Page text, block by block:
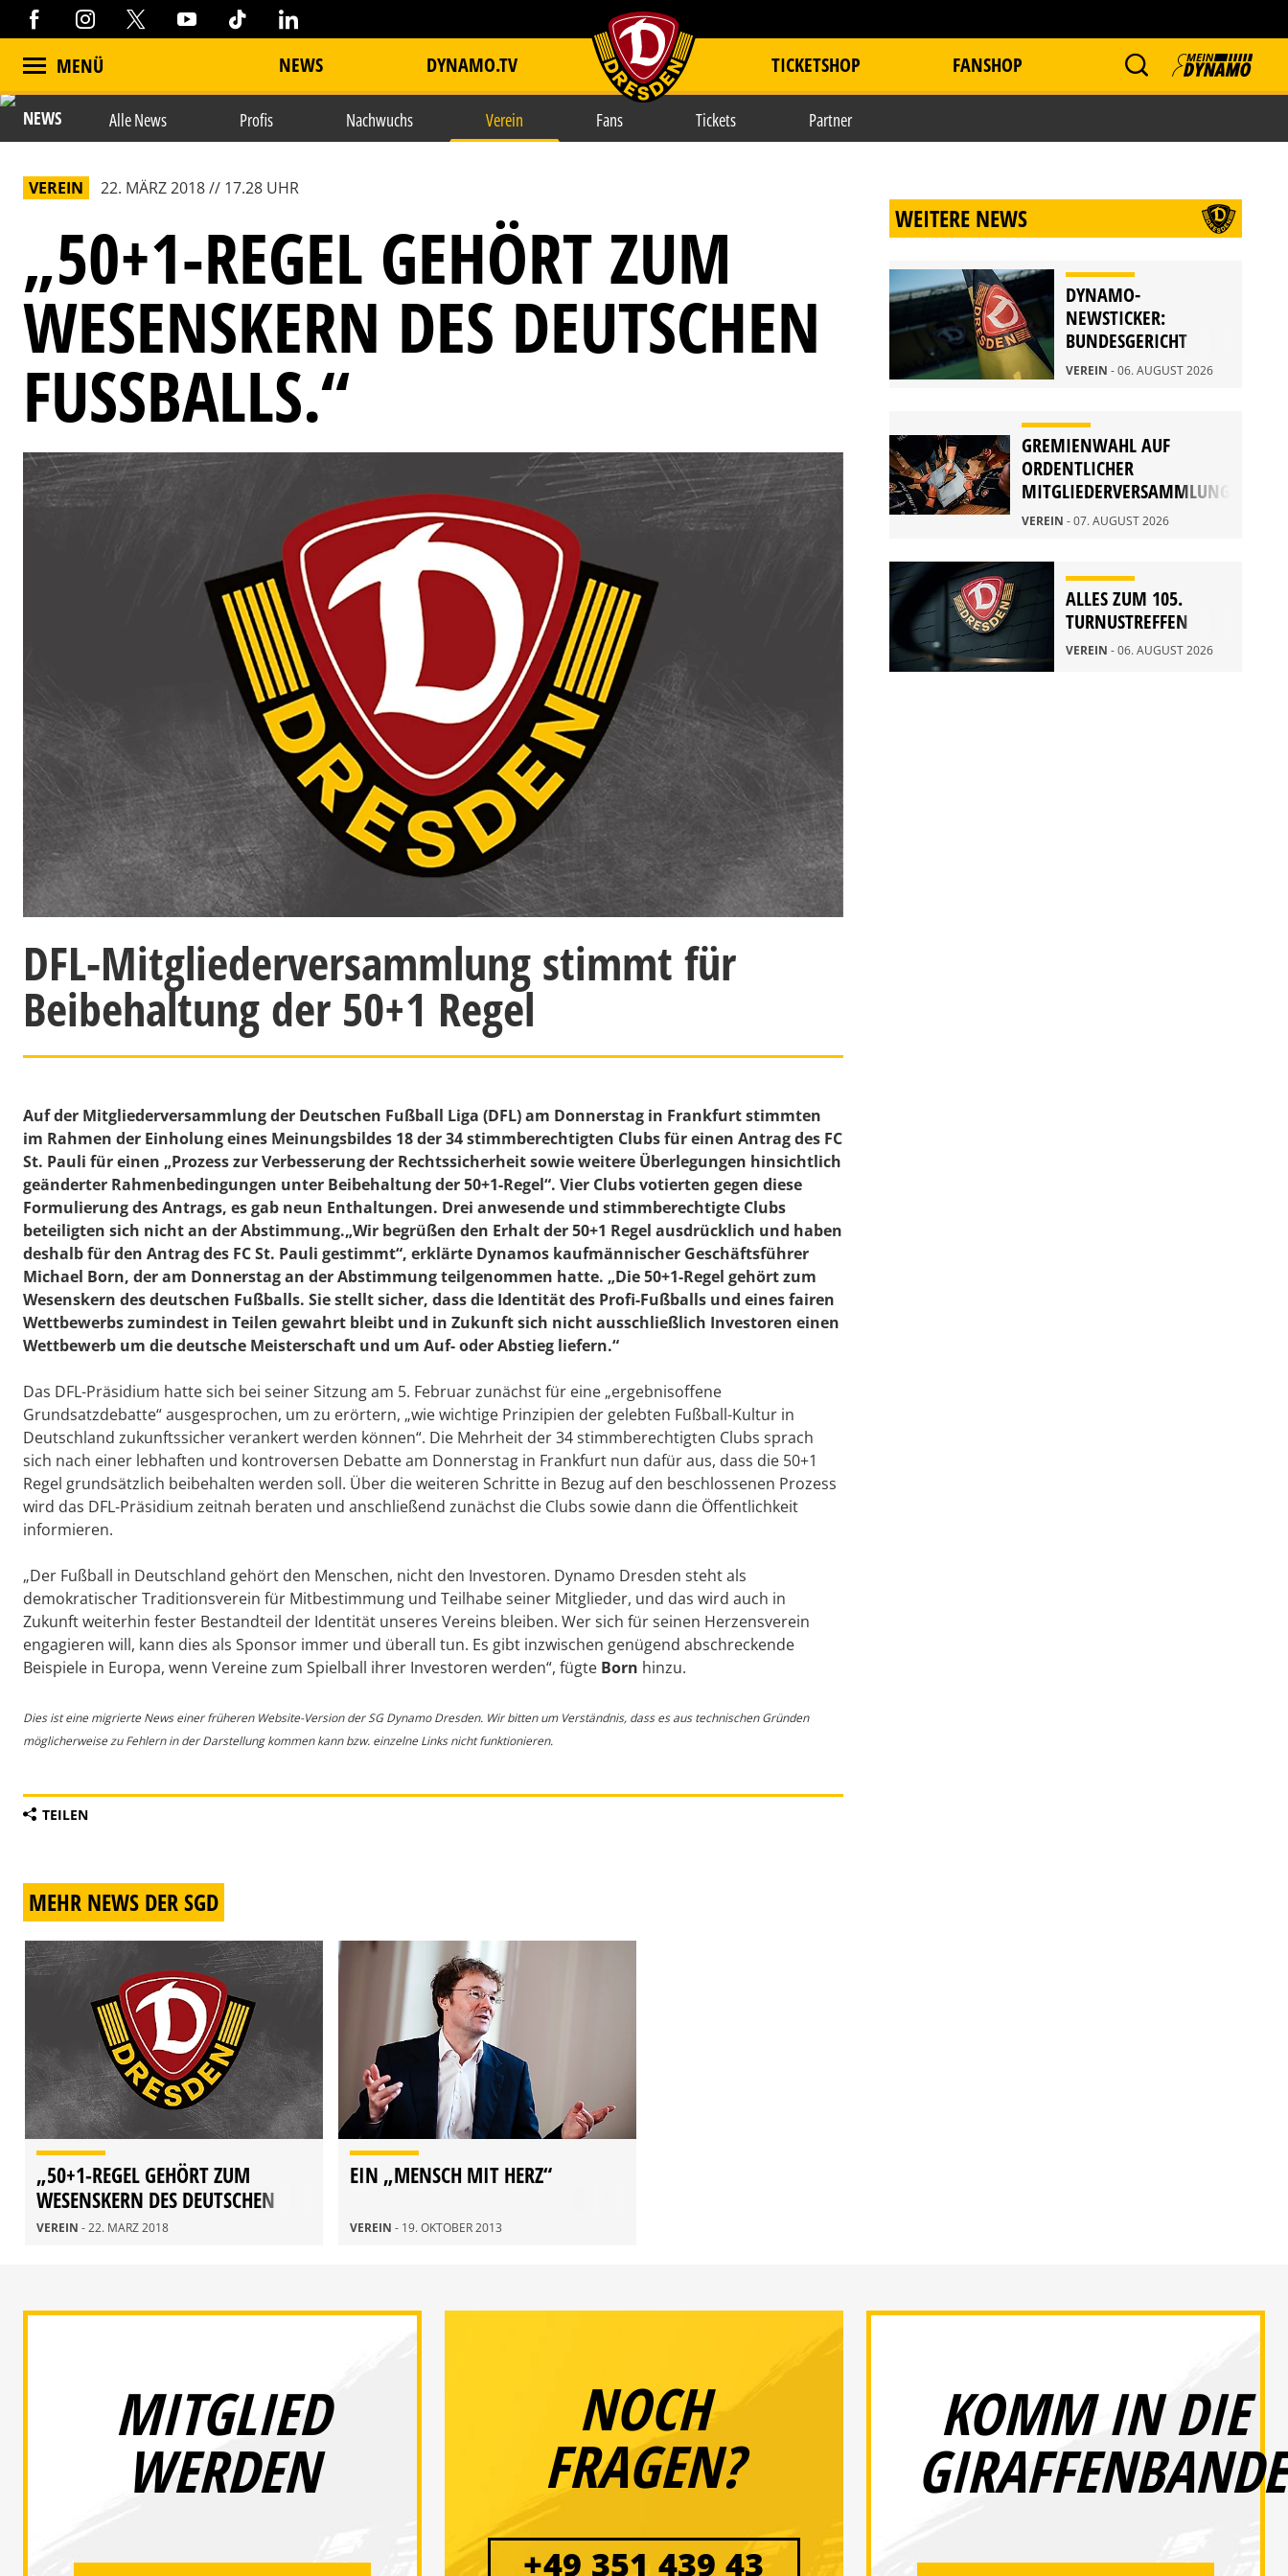
MENÜ NEWS DYNAMO.TV item.title TICKETSHOP FANSHOP
NEWS Alle News Profis Nachwuchs Verein Fans Tickets Partner
VEREIN 22. MÄRZ 2018 // 17.28 UHR
„50+1-REGEL GEHÖRT ZUM
WESENSKERN DES DEUTSCHEN
FUSSBALLS.“
DFL-Mitgliederversammlung stimmt für
Beibehaltung der 50+1 Regel
Auf der Mitgliederversammlung der Deutschen Fußball Liga (DFL) am Donnerstag in Frankfurt stimmten
im Rahmen der Einholung eines Meinungsbildes 18 der 34 stimmberechtigten Clubs für einen Antrag des FC
St. Pauli für einen „Prozess zur Verbesserung der Rechtssicherheit sowie weitere Überlegungen hinsichtlich
geänderter Rahmenbedingungen unter Beibehaltung der 50+1-Regel“. Vier Clubs votierten gegen diese
Formulierung des Antrags, es gab neun Enthaltungen. Drei anwesende und stimmberechtigte Clubs
beteiligten sich nicht an der Abstimmung.„Wir begrüßen den Erhalt der 50+1 Regel ausdrücklich und haben
deshalb für den Antrag des FC St. Pauli gestimmt“, erklärte Dynamos kaufmännischer Geschäftsführer
Michael Born, der am Donnerstag an der Abstimmung teilgenommen hatte. „Die 50+1-Regel gehört zum
Wesenskern des deutschen Fußballs. Sie stellt sicher, dass die Identität des Profi-Fußballs und eines fairen
Wettbewerbs zumindest in Teilen gewahrt bleibt und in Zukunft sich nicht ausschließlich Investoren einen
Wettbewerb um die deutsche Meisterschaft und um Auf- oder Abstieg liefern.“
Das DFL-Präsidium hatte sich bei seiner Sitzung am 5. Februar zunächst für eine „ergebnisoffene
Grundsatzdebatte“ ausgesprochen, um zu erörtern, „wie wichtige Prinzipien der gelebten Fußball-Kultur in
Deutschland zukunftssicher verankert werden können“. Die Mehrheit der 34 stimmberechtigten Clubs sprach
sich nach einer lebhaften und kontroversen Debatte am Donnerstag in Frankfurt nun dafür aus, dass die 50+1
Regel grundsätzlich beibehalten werden soll. Über die weiteren Schritte in Bezug auf den beschlossenen Prozess
wird das DFL-Präsidium zeitnah beraten und anschließend zunächst die Clubs sowie dann die Öffentlichkeit
informieren.
„Der Fußball in Deutschland gehört den Menschen, nicht den Investoren. Dynamo Dresden steht als
demokratischer Traditionsverein für Mitbestimmung und Teilhabe seiner Mitglieder, und das wird auch in
Zukunft weiterhin fester Bestandteil der Identität unseres Vereins bleiben. Wer sich für seinen Herzensverein
engagieren will, kann dies als Sponsor immer und überall tun. Es gibt inzwischen genügend abschreckende
Beispiele in Europa, wenn Vereine zum Spielball ihrer Investoren werden“, fügte Born hinzu.
Dies ist eine migrierte News einer früheren Website-Version der SG Dynamo Dresden. Wir bitten um Verständnis, dass es aus technischen Gründen
möglicherweise zu Fehlern in der Darstellung kommen kann bzw. einzelne Links nicht funktionieren.
TEILEN
WEITERE NEWS
DYNAMO-
NEWSTICKER:
BUNDESGERICHT
WEIST BERUFUNG
VEREIN - 06. AUGUST 2026
GREMIENWAHL AUF
ORDENTLICHER
MITGLIEDERVERSAMMLUNG
2026
VEREIN - 07. AUGUST 2026
ALLES ZUM 105.
TURNUSTREFFEN
VEREIN - 06. AUGUST 2026
MEHR NEWS DER SGD
„50+1-REGEL GEHÖRT ZUM
WESENSKERN DES DEUTSCHEN
FUSSBALLS.“
VEREIN - 22. MÄRZ 2018
EIN „MENSCH MIT HERZ“
VEREIN - 19. OKTOBER 2013
MITGLIED
WERDEN
NOCH
FRAGEN?
+49 351 439 43
KOMM IN DIE
GIRAFFENBANDE